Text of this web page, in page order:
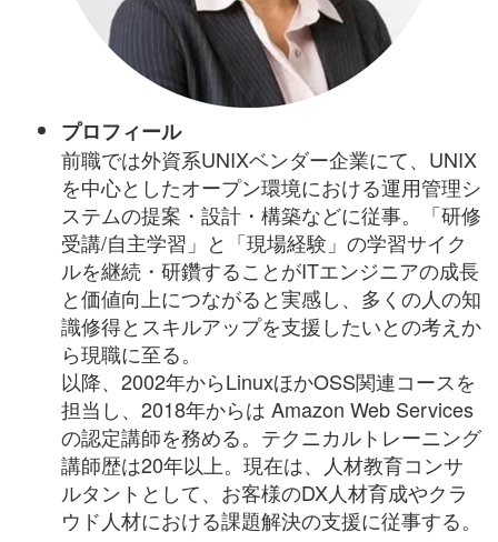
プロフィール
前職では外資系UNIXベンダー企業にて、UNIX
を中心としたオープン環境における運用管理シ
ステムの提案・設計・構築などに従事。「研修
受講/自主学習」と「現場経験」の学習サイク
ルを継続・研鑽することがITエンジニアの成長
と価値向上につながると実感し、多くの人の知
識修得とスキルアップを支援したいとの考えか
ら現職に至る。
以降、2002年からLinuxほかOSS関連コースを
担当し、2018年からは Amazon Web Services
の認定講師を務める。テクニカルトレーニング
講師歴は20年以上。現在は、人材教育コンサ
ルタントとして、お客様のDX人材育成やクラ
ウド人材における課題解決の支援に従事する。